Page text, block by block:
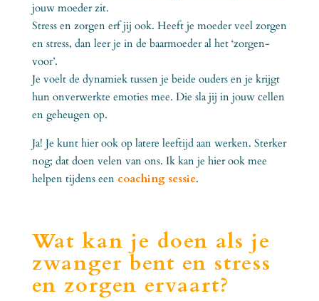
jouw moeder zit.
Stress en zorgen erf jij ook. Heeft je moeder veel zorgen
en stress, dan leer je in de baarmoeder al het ‘zorgen-
voor’.
Je voelt de dynamiek tussen je beide ouders en je krijgt
hun onverwerkte emoties mee. Die sla jij in jouw cellen
en geheugen op.
Ja! Je kunt hier ook op latere leeftijd aan werken. Sterker
nog; dat doen velen van ons. Ik kan je hier ook mee
helpen tijdens een coaching sessie.
Wat kan je doen als je
zwanger bent en stress
en zorgen ervaart?